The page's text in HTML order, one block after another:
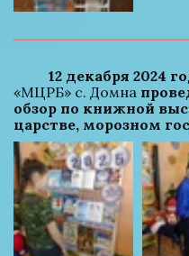
12 декабря 2024
«МЦРБ» с. Домна
обзор по книжной
царстве, морозном